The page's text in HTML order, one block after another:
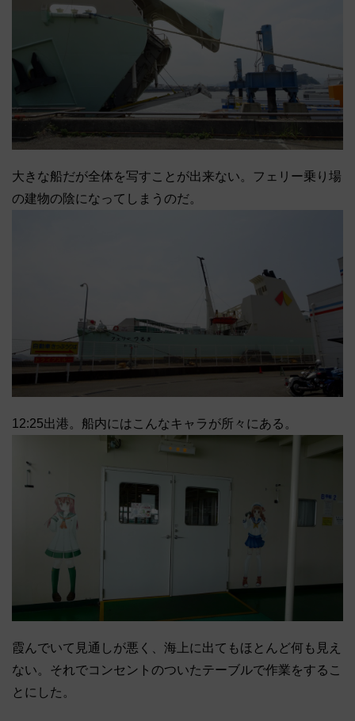
大きな船だが全体を写すことが出来ない。フェリー乗り場
の建物の陰になってしまうのだ。
12:25出港。船内にはこんなキャラが所々にある。
霞んでいて見通しが悪く、海上に出てもほとんど何も見え
ない。それでコンセントのついたテーブルで作業をするこ
とにした。